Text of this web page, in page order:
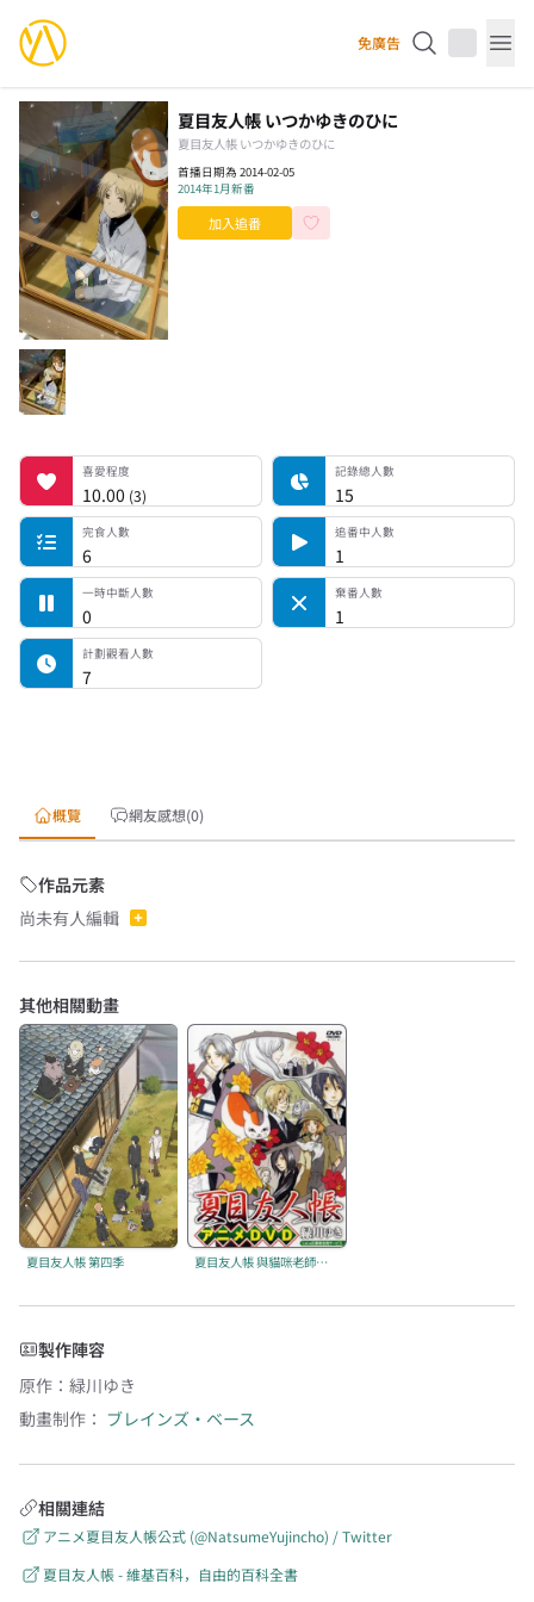
YourAnimes 你的動畫 免廣告
夏目友人帳 いつかゆきのひに
夏目友人帳 いつかゆきのひに
首播日期為 2014-02-05
2014年1月新番
加入追番
喜愛程度喜愛程度
10.00 (3)
記錄總人數 記錄總人數
15
完食人數
完食人數
6
追番中人數
追番中人數
1
一時中斷人數
一時中斷人數
0
棄番人數
棄番人數
1
計劃觀看人數
計劃觀看人數
7
概覽 網友感想(0)
作品元素
尚未有人編輯
其他相關動畫
夏目友人帳 第四季 夏目友人帳 與貓咪老師首度去跑腿
製作陣容
原作 ： 緑川ゆき
動畫制作： ブレインズ・ベース
相關連結
アニメ夏目友人帳公式 (@NatsumeYujincho) / Twitter
夏目友人帳 - 維基百科，自由的百科全書